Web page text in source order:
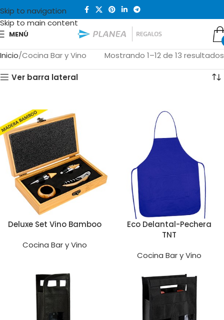
Skip to navigation
Skip to main content
MENÚ
Inicio Cocina Bar y Vino Mostrando 1–12 de 13 resultados
Ver barra lateral
Deluxe Set Vino Bamboo
Cocina Bar y Vino
Eco Delantal-Pechera
TNT
Cocina Bar y Vino